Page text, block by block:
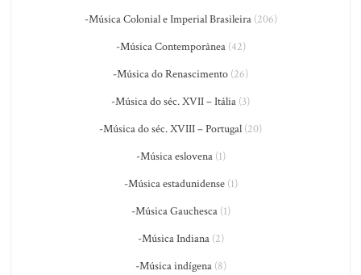
-Música Colonial e Imperial Brasileira(206)
-Música Contemporânea(42)
-Música do Renascimento (26)
-Música do séc. XVII – Itália (3)
-Música do séc. XVIII – Portugal (20)
-Música eslovena(1)
-Música estadunidense(1)
-Música Gauchesca(1)
-Música Indiana(2)
-Música indígena(8)